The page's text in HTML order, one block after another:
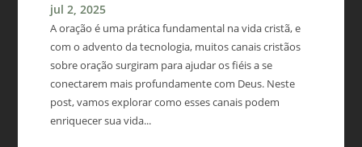
jul 2, 2025
A oração é uma prática fundamental na vida cristã, e
com o advento da tecnologia, muitos canais cristãos
sobre oração surgiram para ajudar os fiéis a se
conectarem mais profundamente com Deus. Neste
post, vamos explorar como esses canais podem
enriquecer sua vida...